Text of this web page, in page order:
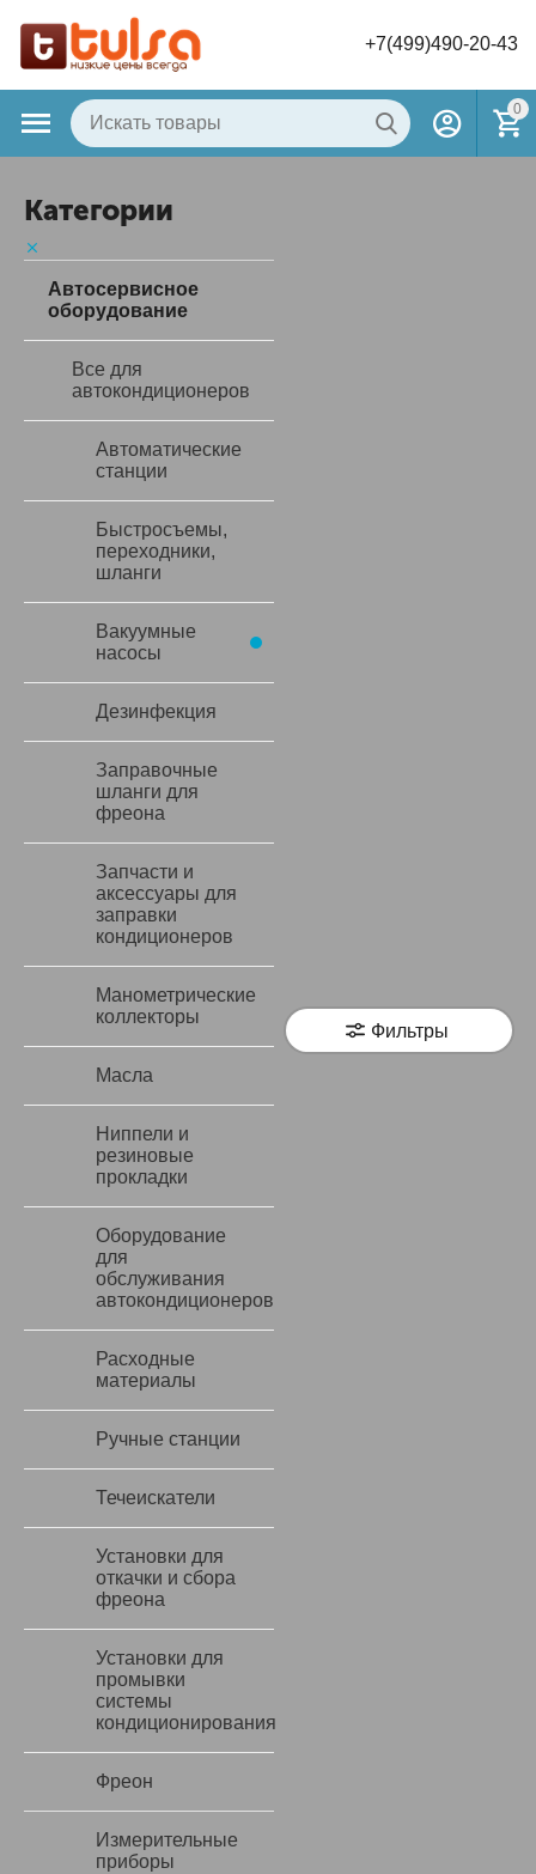
+7(499)490-20-43
0
Категории
Автосервисное
оборудование
Все для
автокондиционеров
Автоматические
станции
Быстросъемы,
переходники,
шланги
Вакуумные
насосы
Дезинфекция
Заправочные
шланги для
фреона
Запчасти и
аксессуары для
заправки
кондиционеров
Манометрические
коллекторы
Масла
Ниппели и
резиновые
прокладки
Оборудование
для
обслуживания
автокондиционеров
Расходные
материалы
Ручные станции
Течеискатели
Установки для
откачки и сбора
фреона
Установки для
промывки
системы
кондиционирования
Фреон
Измерительные
приборы
Фильтры